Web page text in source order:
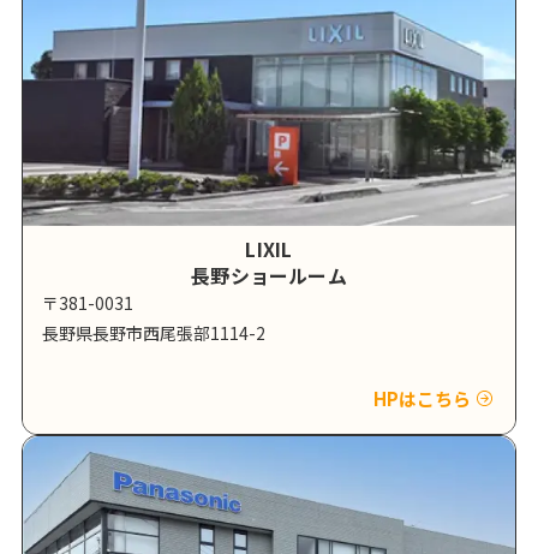
LIXIL
長野ショールーム
〒381-0031
長野県長野市西尾張部1114-2
HPはこちら